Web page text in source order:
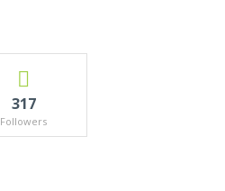
317
Followers